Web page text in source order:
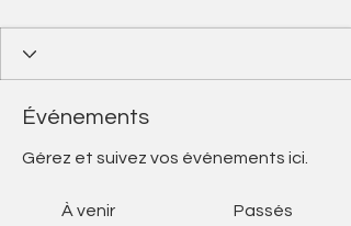
Événements
Gérez et suivez vos événements ici.
À venir Passés